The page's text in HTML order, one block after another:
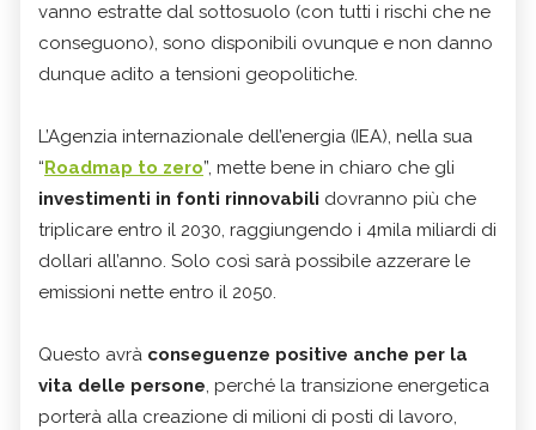
vanno estratte dal sottosuolo (con tutti i rischi che ne
conseguono), sono disponibili ovunque e non danno
dunque adito a tensioni geopolitiche.
L’Agenzia internazionale dell’energia (IEA), nella sua
“Roadmap to zero”, mette bene in chiaro che gli
investimenti in fonti rinnovabili dovranno più che
triplicare entro il 2030, raggiungendo i 4mila miliardi di
dollari all’anno. Solo così sarà possibile azzerare le
emissioni nette entro il 2050.
Questo avrà conseguenze positive anche per la
vita delle persone, perché la transizione energetica
porterà alla creazione di milioni di posti di lavoro,